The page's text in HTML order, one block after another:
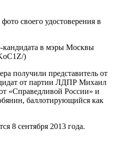
своего удостоверения в
получили представитель от
от партии ЛДПР Михаил
«Справедливой России» и
баллотирующийся как
8 сентября 2013 года.